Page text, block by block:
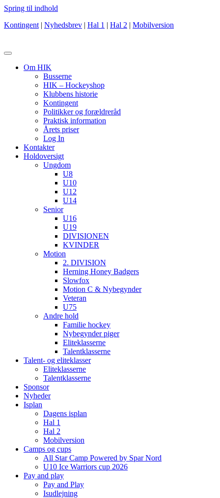
Spring til indhold
Kontingent | Nyhedsbrev | Hal 1 | Hal 2 | Mobilversion
Om HIK
Busserne
HIK – Hockeyshop
Klubbens historie
Kontingent
Politikker og forældreråd
Praktisk information
Årets priser
Log In
Kontakter
Holdoversigt
Ungdom
U8
U10
U12
U14
Senior
U16
U19
DIVISIONEN
KVINDER
Motion
2. DIVISION
Herning Honey Badgers
Slowfox
Motion C & Nybegynder
Veteran
U75
Andre hold
Familie hockey
Nybegynder piger
Eliteklasserne
Talentklasserne
Talent- og eliteklasser
Eliteklasserne
Talentklasserne
Sponsor
Nyheder
Isplan
Dagens isplan
Hal 1
Hal 2
Mobilversion
Camps og cups
All Star Camp Powered by Spar Nord
U10 Ice Warriors cup 2026
Pay and play
Pay and Play
Isudlejning